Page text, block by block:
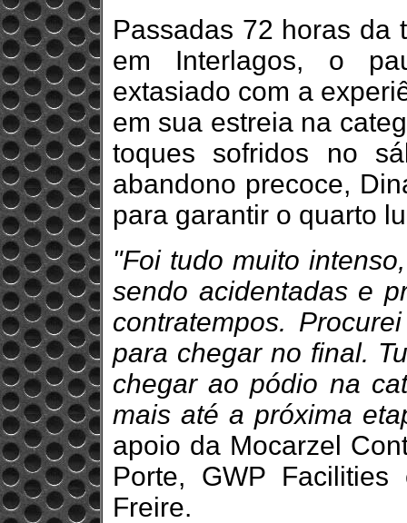
Passadas 72 horas da
em Interlagos, o
extasiado com a
em sua estreia na
toques sofridos no
abandono precoce,
para garantir o quarto
"Foi tudo muito
sendo acidentadas e
contratempos.
para chegar no final.
chegar ao pódio na
mais até a próxima
apoio da Mocarzel
Porte, GWP
Freire.